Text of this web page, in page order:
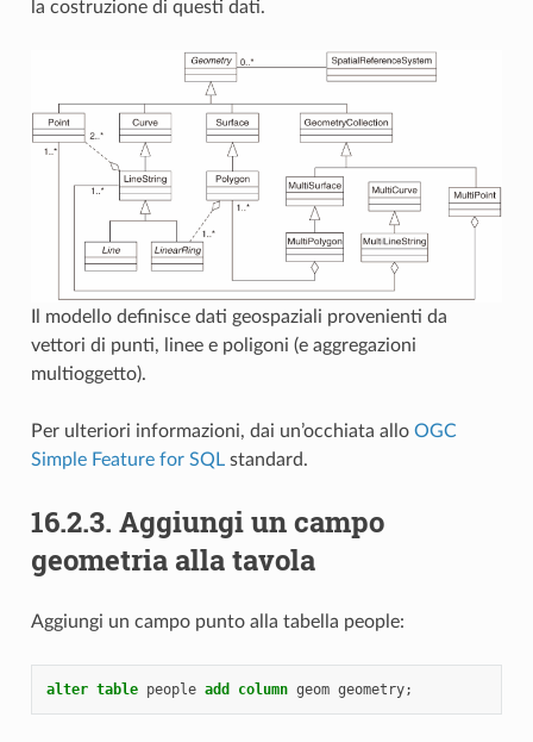
la costruzione di questi dati.
Il modello definisce dati geospaziali provenienti da
vettori di punti, linee e poligoni (e aggregazioni
multioggetto).
Per ulteriori informazioni, dai un’occhiata allo OGC
Simple Feature for SQLstandard.
16.2.3. Aggiungi un campo
geometria alla tavola
Aggiungi un campo punto alla tabella people:
alter table people add column geom geometry;